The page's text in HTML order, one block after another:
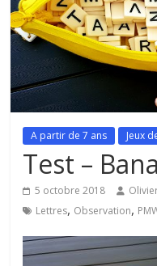
A partir de 7 ans Jeux
Test –
5 octobre 2018
Lettres, Observation,